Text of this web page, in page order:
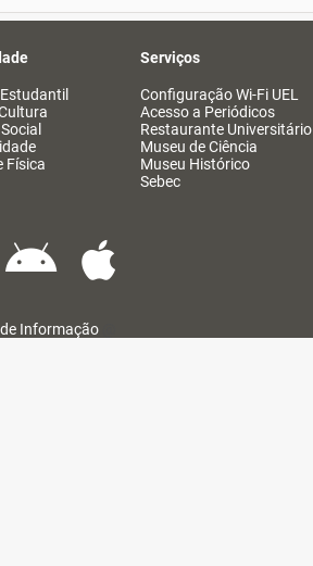
Física
Serviços
Configuração Wi-Fi UEL
Acesso a Periódicos
Restaurante Universitário
Museu de Ciência
Museu Histórico
Sebec
Informação